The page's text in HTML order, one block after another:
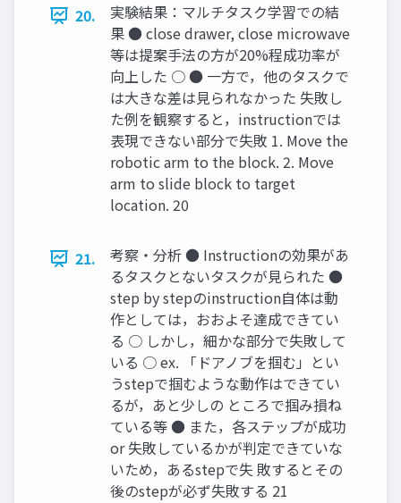
20.
実験結果：マルチタスク学習での結
果 ● close drawer, close microwave
等は提案手法の方が20%程成功率が
向上した ○ ● 一方で，他のタスクで
は大きな差は見られなかった 失敗し
た例を観察すると，instructionでは
表現できない部分で失敗 1. Move the
robotic arm to the block. 2. Move
arm to slide block to target
location. 20
21.
考察・分析 ● Instructionの効果があ
るタスクとないタスクが見られた ●
step by stepのinstruction自体は動
作としては，おおよそ達成できてい
る ○ しかし，細かな部分で失敗して
いる ○ ex. 「ドアノブを掴む」とい
うstepで掴むような動作はできてい
るが，あと少しの ところで掴み損ね
ている等 ● また，各ステップが成功
or 失敗しているかが判定できていな
いため，あるstepで失 敗するとその
後のstepが必ず失敗する 21